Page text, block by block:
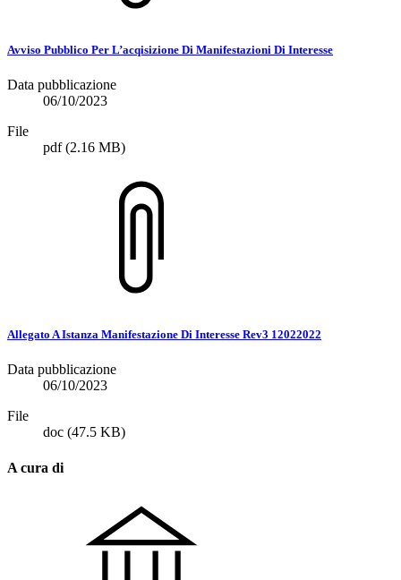
Avviso Pubblico Per L’acqisizione Di Manifestazioni Di Interesse
Data pubblicazione
06/10/2023
File
pdf(2.16 MB)
Allegato A Istanza Manifestazione Di Interesse Rev3 12022022
Data pubblicazione
06/10/2023
File
doc (47.5 KB)
A cura di